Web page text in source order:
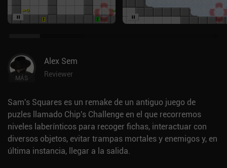
MÁS
Alex Sem
Reviewer
Sam's Squares es un remake de un antiguo juego de
puzles llamado Chip's Challenge en el que recorremos
niveles laberínticos para recoger fichas, interactuar con
diversos objetos, evitar trampas mortales y enemigos y, en
última instancia, llegar a la salida.